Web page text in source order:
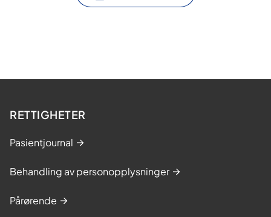
RETTIGHETER
Pasientjournal
Behandling av personopplysninger
Pårørende